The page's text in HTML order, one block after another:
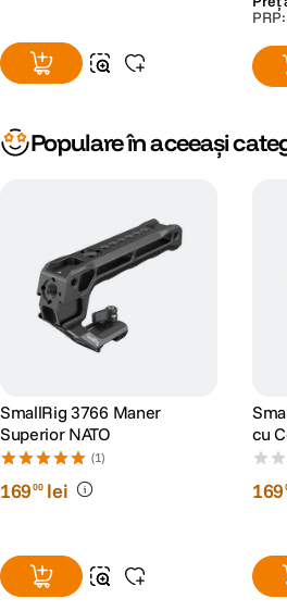
Populare în aceeași
SmallRig 3766 Maner
Superior NATO
(1)
16900 lei
cu
169